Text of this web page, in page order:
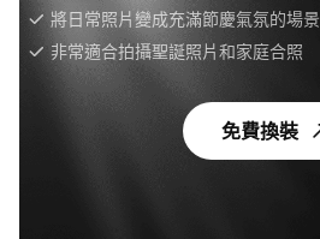
將日常照片變成充滿節慶氣氛的場景
非常適合拍攝聖誕照片和家庭合照
免費換裝